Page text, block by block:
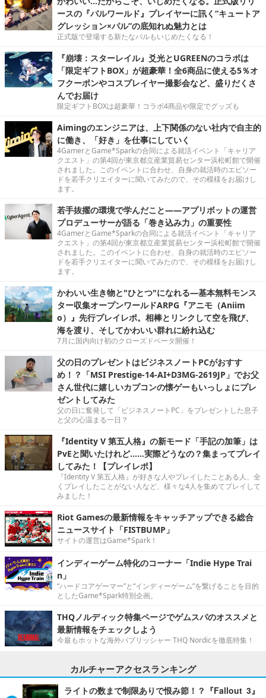
ースの『パルワールド』プレイヤーに訊く“キュートア
グレッション×パル”の底知れぬ魅力とは
正式版で登場する新たなパルもいじめたくなる！
『崩壊：スターレイル』爻光とUGREENのコラボは
「限定ギフトBOX」が超豪華！全6商品に使える5％オ
フクーポンやコスプレイヤー撮影会など、盛りだくさ
んでお届け
限定ギフトBOXは超豪華！コラボ4商品や限定でグッズも
Aimingのエンジニアは、上下関係のない社内で自主的
に働き、「好き」を仕事にしていく
4GamerとGame*Sparkの合同による就活イベント「キャリア
クエスト」の第4回が東京都立産業貿易センター浜松町館で開催
されました。このイベントに合わせ、自身の就活時のエピソー
ドを若手クリエイターに聞いてみたので、その模様をお届けし
ます。
若手抜擢の環境で学んだこと――アプリボットの運営
プロデューサーが語る「巻き込み力」の重要性
4GamerとGame*Sparkの合同による就活イベント「キャリア
クエスト」の第4回が東京都立産業貿易センター浜松町館で開催
されました。このイベントに合わせ、自身の就活時のエピソー
ドを若手クリエイターに聞いてみたので、その模様をお届けし
ます。
かわいい生き物と"ひとつ"になれる―基本無料モンス
ター収集オープンワールドARPG『アニモ（Aniim
o）』先行プレイレポ。相棒とリンクして空を飛び、
海を渡り、そしてかわいい群れに紛れ込む
7月に国内向け初のクローズドベータ開催！
父の日のプレゼントはビジネスノートPCがおすす
め！？「MSI Prestige-14-AI+D3MG-2619JP」でお父
さん世代に嬉しいカプコンの懐ゲーもいっしょにプレ
ゼントしてみた
父の日に奮発して「ビジネスノートPC」をプレゼントした息子
と父の心温まる一日？
『Identity V 第五人格』の新モード「手記の加筆」は
PvEと聞いたけれど……実際どうなの？集まってプレイ
してみた！【プレイレポ】
『Identity V 第五人格』が好きな人やプレイしたことある人、全
くプレイしたことがない人など、様々な4人を集めてプレイして
みました！
Riot Gamesの最新情報をキャッチアップできる総合
ニュースサイト「FISTBUMP」
サイトの運営はGame*Spark！
インディーゲーム特化のコーナー「Indie Hype Trai
n」
“ハードコアゲーマー”と“インディーゲーム”を繋げることを目的
としたGame*Spark特別企画。
THQノルディック特集ページでゲムスパのオススメと
最新情報をチェックしよう
今最もホットな海外パブリッシャー THQ Nordicを徹底特集！
カルチャーアクセスランキング
ライトの数まで制限ありで恨み節！？『Fallout 3』